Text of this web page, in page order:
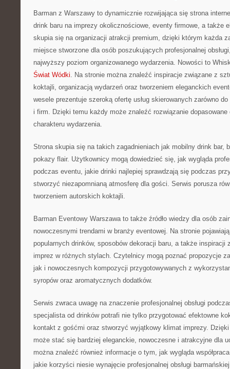
Barman z Warszawy to dynamicznie rozwijająca się strona
drink baru na imprezy okolicznościowe, eventy firmowe, a także
skupia się na organizacji atrakcji premium, dzięki którym każda
miejsce stworzone dla osób poszukujących profesjonalnej
najwyższy poziom organizowanego wydarzenia. Nowości to
Świat Wódki. Na stronie można znaleźć inspiracje związane z
koktajli, organizacją wydarzeń oraz tworzeniem eleganckich
wesele prezentuje szeroką ofertę usług skierowanych zarówno
i firm. Dzięki temu każdy może znaleźć rozwiązanie
charakteru wydarzenia.
Strona skupia się na takich zagadnieniach jak mobilny drink bar,
pokazy flair. Użytkownicy mogą dowiedzieć się, jak wygląda
podczas eventu, jakie drinki najlepiej sprawdzają się podczas
stworzyć niezapomnianą atmosferę dla gości. Serwis porusza
tworzeniem autorskich koktajli.
Barman Eventowy Warszawa to także źródło wiedzy dla osób
nowoczesnymi trendami w branży eventowej. Na stronie
popularnych drinków, sposobów dekoracji baru, a także inspiracji
imprez w różnych stylach. Czytelnicy mogą poznać propozycje
jak i nowoczesnych kompozycji przygotowywanych z
syropów oraz aromatycznych dodatków.
Serwis zwraca uwagę na znaczenie profesjonalnej obsługi
specjalista od drinków potrafi nie tylko przygotować efektowne
kontakt z gośćmi oraz stworzyć wyjątkowy klimat imprezy.
może stać się bardziej eleganckie, nowoczesne i atrakcyjne dla
można znaleźć również informacje o tym, jak wygląda
jakie korzyści niesie wynajęcie profesjonalnej obsługi